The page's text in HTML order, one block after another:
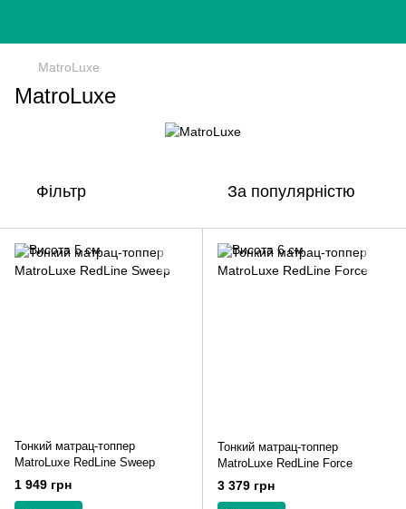
MatroLuxe
MatroLuxe
Фільтр За популярністю
Тонкий матрац-топпер
MatroLuxe RedLine Sweep
1 949 грн
Тонкий матрац-топпер
MatroLuxe RedLine Force
3 379 грн